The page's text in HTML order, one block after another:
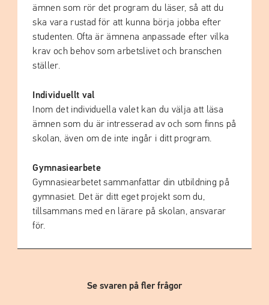
ämnen som rör det program du läser, så att du
ska vara rustad för att kunna börja jobba efter
studenten. Ofta är ämnena anpassade efter vilka
krav och behov som arbetslivet och branschen
ställer.
Individuellt val
Inom det individuella valet kan du välja att läsa
ämnen som du är intresserad av och som finns på
skolan, även om de inte ingår i ditt program.
Gymnasiearbete
Gymnasiearbetet sammanfattar din utbildning på
gymnasiet. Det är ditt eget projekt som du,
tillsammans med en lärare på skolan, ansvarar
för.
Se svaren på fler frågor